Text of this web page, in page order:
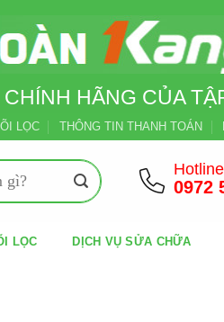
HÃNG CỦA
LỌC THÔNG TIN THANH TOÁN
Hotline
0972
LỌC DỊCH VỤ SỬA CHỮA